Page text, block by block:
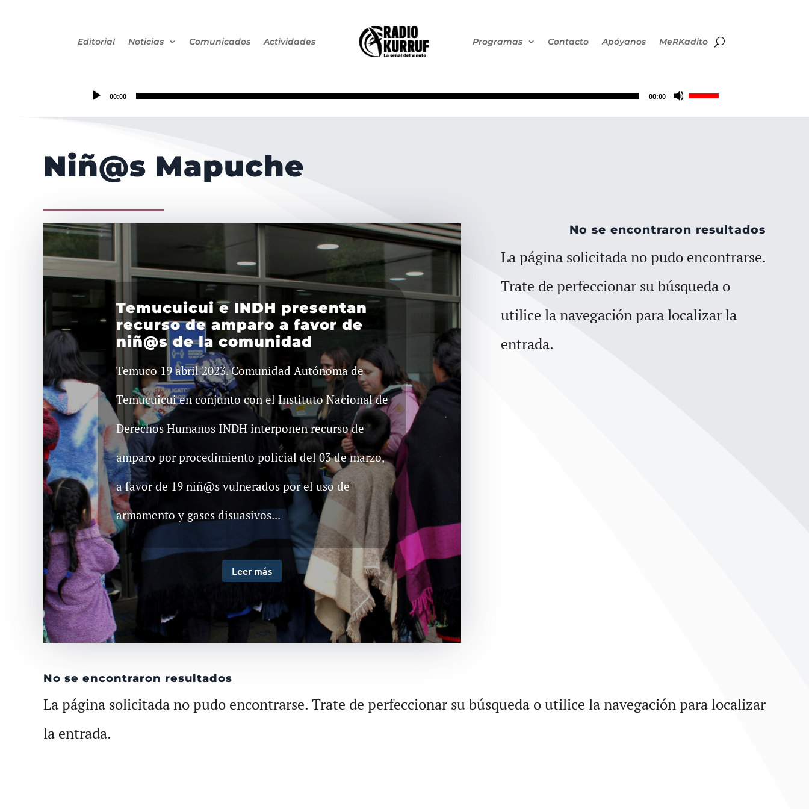
Editorial Noticias Comunicados Actividades Programas Contacto Apóyanos MeRKadito
00:00 00:00
Utiliza
aumentar
Niñ@s Mapuche
Temucuicui e INDH presentan
recurso de amparo a favor de
niñ@s de la comunidad
Temuco 19 abril 2023. Comunidad Autónoma de
Temucuicui en conjunto con el Instituto Nacional de
Derechos Humanos INDH interponen recurso de
amparo por procedimiento policial del 03 de marzo,
a favor de 19 niñ@s vulnerados por el uso de
armamento y gases disuasivos...
Leer más
No se encontraron resultados
La página solicitada no pudo encontrarse.
Trate de perfeccionar su búsqueda o
utilice la navegación para localizar la
entrada.
No se encontraron resultados
La página solicitada no pudo encontrarse. Trate de perfeccionar su búsqueda o utilice la navegación para localizar
la entrada.